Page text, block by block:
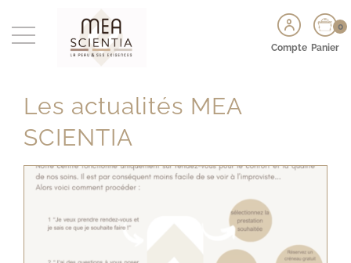
Compte
0
Panier
Les actualités MEA
SCIENTIA